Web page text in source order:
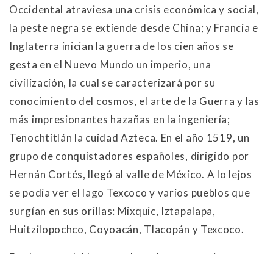
Occidental atraviesa una crisis económica y social,
la peste negra se extiende desde China; y Francia e
Inglaterra inician la guerra de los cien años se
gesta en el Nuevo Mundo un imperio, una
civilización, la cual se caracterizará por su
conocimiento del cosmos, el arte de la Guerra y las
más impresionantes hazañas en la ingeniería;
Tenochtitlán la cuidad Azteca. En el año 1519, un
grupo de conquistadores españoles, dirigido por
Hernán Cortés, llegó al valle de México. A lo lejos
se podía ver el lago Texcoco y varios pueblos que
surgían en sus orillas: Mixquic, Iztapalapa,
Huitzilopochco, Coyoacán, Tlacopán y Texcoco.